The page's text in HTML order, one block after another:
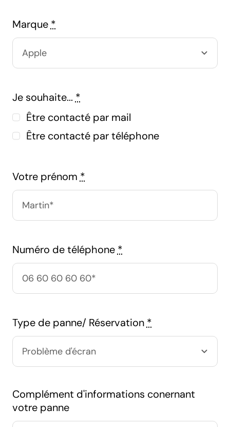
Marque *
Je souhaite... *
Être contacté par mail
Être contacté par téléphone
Votre prénom *
Numéro de téléphone *
Type de panne/ Réservation *
Complément d'informations conernant
votre panne